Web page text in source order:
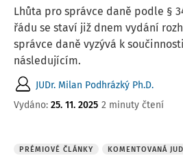
Lhůta pro správce daně podle §
řádu se staví již dnem vydání
správce daně vyzývá k
následujícím.
JUDr. Milan Podhrázký Ph.D.
Vydáno: 25. 11. 2025 2 minuty čtení
PRÉMIOVÉ ČLÁNKY KOMENTOVANÁ